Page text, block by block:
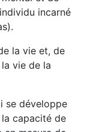
incarné
la vie et, de
vie de la
se développe
capacité de